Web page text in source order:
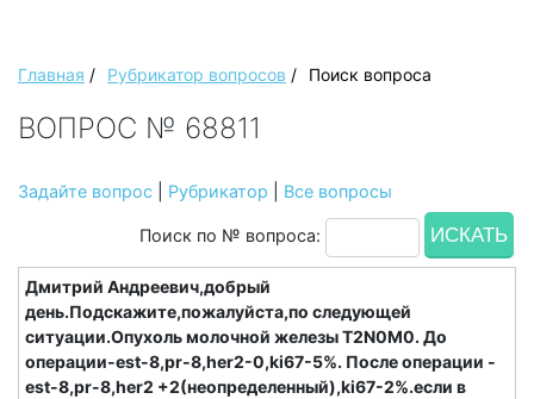
Главная / Рубрикатор вопросов / Поиск вопроса
ВОПРОС № 68811
Задайте вопрос Рубрикатор Все вопросы
Поиск по № вопроса:
Дмитрий Андреевич,добрый
день.Подскажите,пожалуйста,по следующей
ситуации.Опухоль молочной железы T2N0M0. До
операции-est-8,pr-8,her2-0,ki67-5%. После операции -
est-8,pr-8,her2 +2(неопределенный),ki67-2%.если в